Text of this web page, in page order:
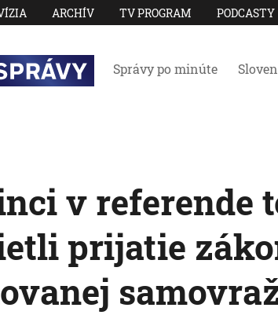
ARCHÍV TV PROGRAM PODCASTY
Správy po minúte
v referende
prijatie